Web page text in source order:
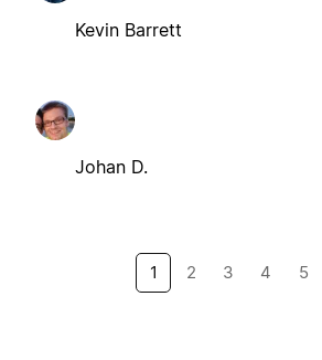
Kevin Barrett
Johan D.
1 2 3 4 5